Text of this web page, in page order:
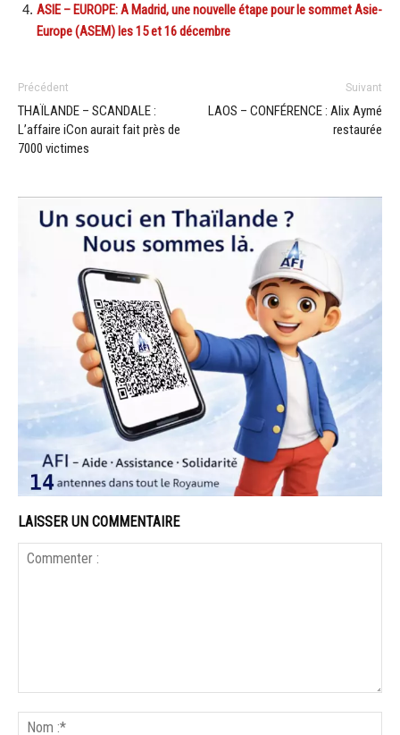
ASIE – EUROPE: A Madrid, une nouvelle étape pour le sommet Asie-
Europe (ASEM) les 15 et 16 décembre
Précédent
THAÏLANDE – SCANDALE :
L’affaire iCon aurait fait près de
7000 victimes
Suivant
LAOS – CONFÉRENCE : Alix Aymé
restaurée
LAISSER UN COMMENTAIRE